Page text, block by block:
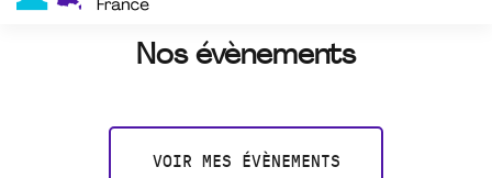
Nos évènements
VOIR MES ÉVÈNEMENTS